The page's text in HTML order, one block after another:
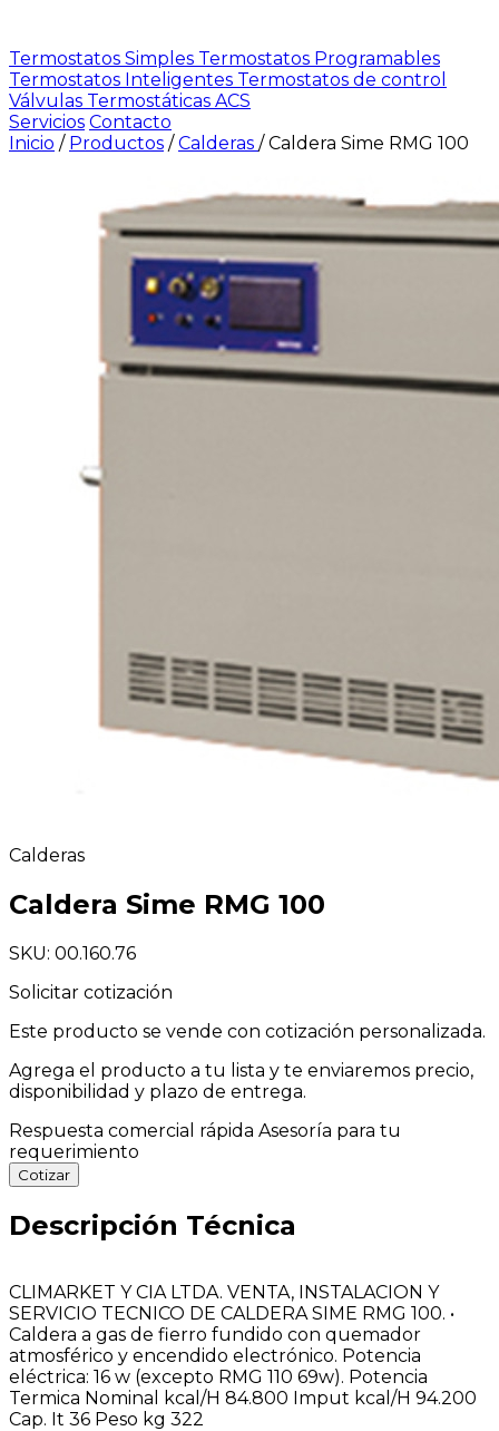
Termostatos Simples Termostatos Programables
Termostatos Inteligentes Termostatos de control
Válvulas Termostáticas ACS
Servicios Contacto
Inicio / Productos /Calderas /Caldera Sime RMG 100
Calderas
Caldera Sime RMG 100
SKU: 00.160.76
Solicitar cotización
Este producto se vende con cotización personalizada.
Agrega el producto a tu lista y te enviaremos precio,
disponibilidad y plazo de entrega.
Respuesta comercial rápida Asesoría para tu
requerimiento
Cotizar
Descripción Técnica
CLIMARKET Y CIA LTDA. VENTA, INSTALACION Y
SERVICIO TECNICO DE CALDERA SIME RMG 100. •
Caldera a gas de fierro fundido con quemador
atmosférico y encendido electrónico. Potencia
eléctrica: 16 w (excepto RMG 110 69w). Potencia
Termica Nominal kcal/H 84.800 Imput kcal/H 94.200
Cap. It 36 Peso kg 322